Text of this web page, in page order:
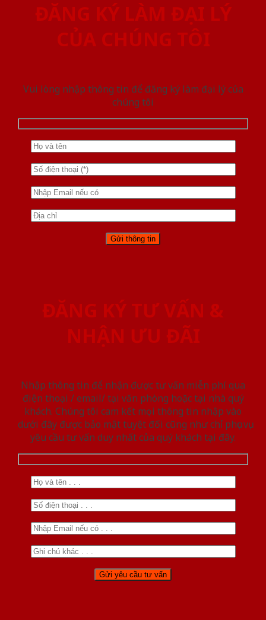
ĐĂNG KÝ LÀM ĐẠI LÝ
CỦA CHÚNG TÔI
Vui lòng nhập thông tin để đăng ký làm đại lý của
chúng tôi
ĐĂNG KÝ TƯ VẤN &
NHẬN ƯU ĐÃI
Nhập thông tin để nhận được tư vấn miễn phí qua
điện thoại / email/ tại văn phòng hoặc tại nhà quý
khách. Chúng tôi cam kết mọi thông tin nhập vào
dưới đây được bảo mật tuyệt đối cũng như chỉ phục vụ
yêu cầu tư vấn duy nhất của quý khách tại đây.